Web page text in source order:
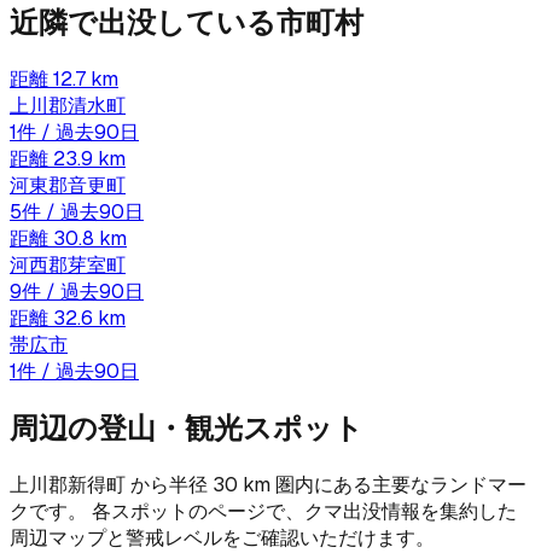
近隣で出没している市町村
距離12.7 km
上川郡清水町
1件 / 過去90日
距離 23.9 km
河東郡音更町
5件 / 過去90日
距離 30.8 km
河西郡芽室町
9件 / 過去90日
距離 32.6 km
帯広市
1件 / 過去90日
周辺の登山・観光スポット
上川郡新得町から半径 30 km 圏内にある主要なランドマー
クです。 各スポットのページで、クマ出没情報を集約した
周辺マップと警戒レベルをご確認いただけます。